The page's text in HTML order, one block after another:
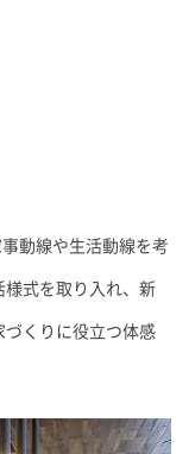
動線や生活動線を考
様式を取り入れ、新
くりに役立つ体感